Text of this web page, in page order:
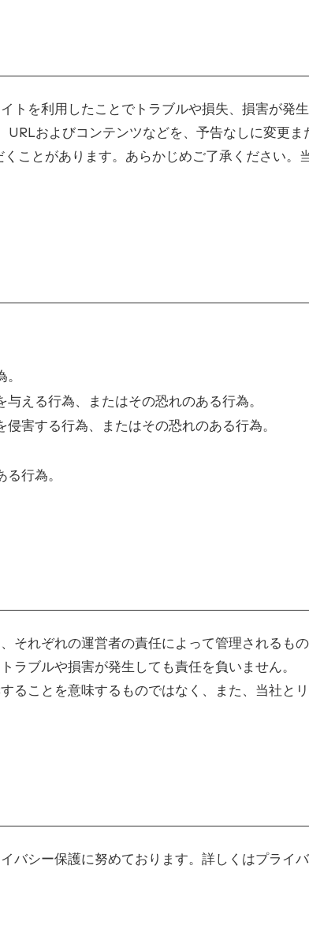
トを利用したことでトラブルや損失、損害が発
およびコンテンツなどを、予告なしに変更ま
ことがあります。あらかじめご了承ください。
える行為、またはその恐れのある行為。
害する行為、またはその恐れのある行為。
行為。
それぞれの運営者の責任によって管理されるも
ラブルや損害が発生しても責任を負いません。
ることを意味するものではなく、また、当社と
バシー保護に努めております。詳しくはプライ